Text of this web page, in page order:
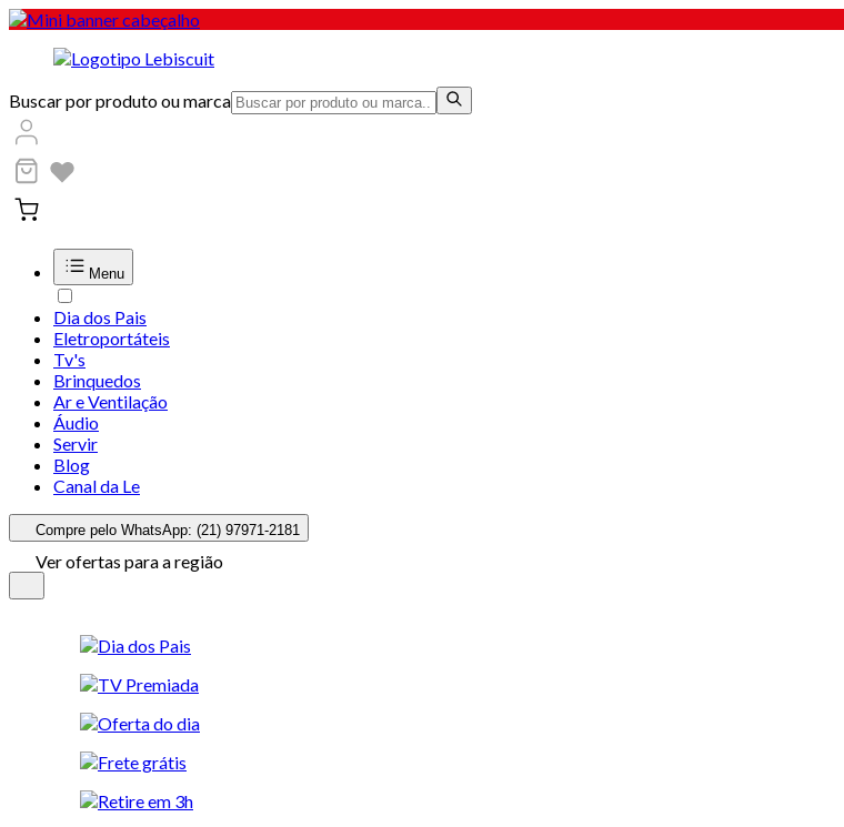
Buscar por produto ou marca
Menu
Dia dos Pais
Eletroportáteis
Tv's
Brinquedos
Ar e Ventilação
Áudio
Servir
Blog
Canal da Le
Compre pelo WhatsApp: (21) 97971-2181
Ver ofertas para a região